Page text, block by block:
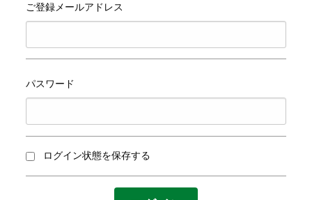
ご登録メールアドレス
パスワード
ログイン状態を保存する